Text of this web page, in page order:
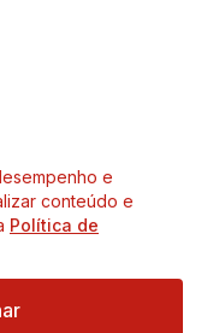
e
conteúdo e
Política de